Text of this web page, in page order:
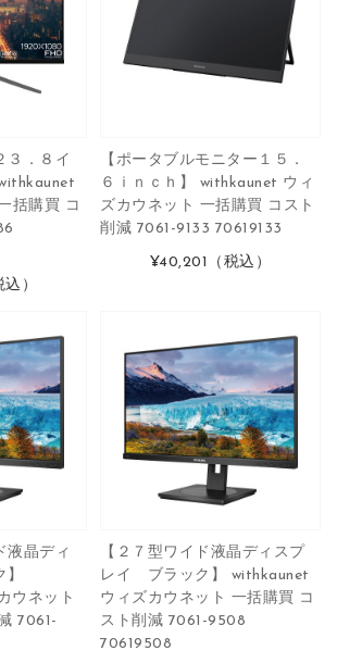
３．８イ
括購買 コ
込）
【ポータブルモニター１５．
６ｉｎｃｈ】 withkaunet ウィ
ズカウネット 一括購買 コスト
削減 7061-9133 70619133
¥40,201 （税込）
液晶ディ
ウネット
7061-
【２７型ワイド液晶ディスプ
レイ ブラック】 withkaunet
ウィズカウネット 一括購買 コ
スト削減 7061-9508
70619508